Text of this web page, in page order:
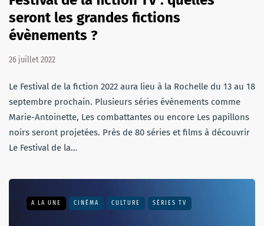
seront les grandes fictions
évènements ?
26 juillet 2022
Le Festival de la fiction 2022 aura lieu à la Rochelle du 13 au 18
septembre prochain. Plusieurs séries évènements comme
Marie-Antoinette, Les combattantes ou encore Les papillons
noirs seront projetées. Près de 80 séries et films à découvrir
Le Festival de la…
A LA UNE CINÉMA CULTURE SÉRIES TV